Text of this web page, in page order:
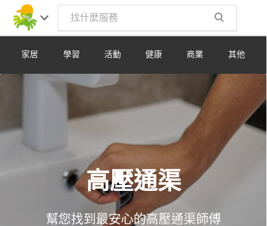
家居 學習 活動 健康 商業 其他
高壓通渠
幫您找到最安心的高壓通渠師傅